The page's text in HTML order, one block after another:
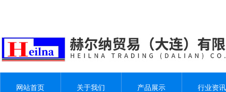
网站首页 关于我们 产品展示 行业资讯